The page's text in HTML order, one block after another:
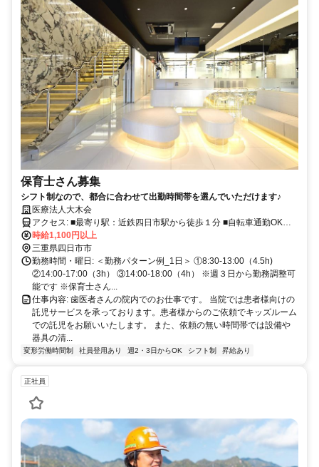
保育士さん募集
シフト制なので、都合に合わせて出勤時間帯を選んでいただけます♪
医療法人大木会
アクセス: ■最寄り駅：近鉄四日市駅から徒歩１分 ■自転車通勤OK、
車の方は応相談
時給1,100円以上
三重県四日市市
勤務時間・曜日: ＜勤務パターン例_1日＞ ①8:30-13:00（4.5h)
②14:00-17:00（3h） ③14:00-18:00（4h） ※週３日から勤務調整可
能です ※保育士さん...
仕事内容: 歯医者さんの院内でのお仕事です。 当院では患者様向けの
託児サービスを承っております。患者様からのご依頼でキッズルーム
での託児をお願いいたします。 また、依頼の無い時間帯では設備や
器具の清...
変形労働時間制 社員登用あり 週2・3日からOK シフト制 昇給あり
正社員